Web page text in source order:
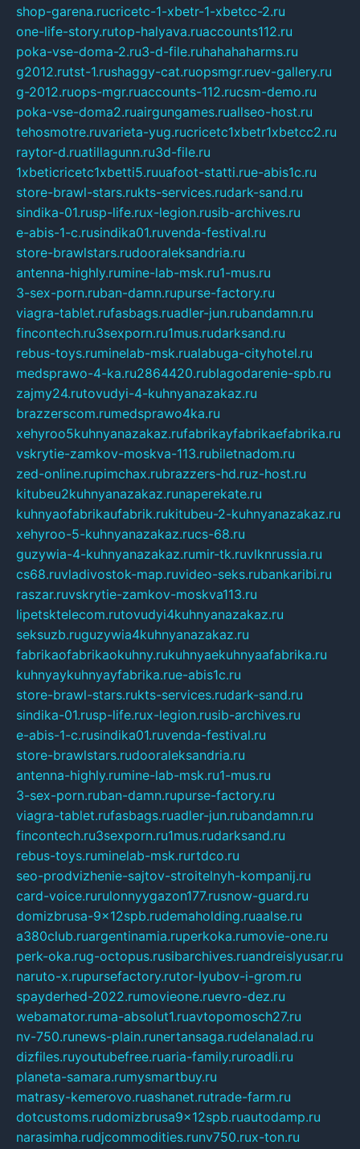
shop-garena.rucricetc-1-xbetr-1-xbetcc-2.ru
one-life-story.rutop-halyava.ruaccounts112.ru
poka-vse-doma-2.ru3-d-file.ruhahahaharms.ru
g2012.rutst-1.rushaggy-cat.ruopsmgr.ruev-gallery.ru
g-2012.ruops-mgr.ruaccounts-112.rucsm-demo.ru
poka-vse-doma2.ruairgungames.ruallseo-host.ru
tehosmotre.ruvarieta-yug.rucricetc1xbetr1xbetcc2.ru
raytor-d.ruatillagunn.ru3d-file.ru
1xbeticricetc1xbetti5.ruuafoot-statti.rue-abis1c.ru
store-brawl-stars.rukts-services.rudark-sand.ru
sindika-01.rusp-life.rux-legion.rusib-archives.ru
e-abis-1-c.rusindika01.ruvenda-festival.ru
store-brawlstars.rudooraleksandria.ru
antenna-highly.rumine-lab-msk.ru1-mus.ru
3-sex-porn.ruban-damn.rupurse-factory.ru
viagra-tablet.rufasbags.ruadler-jun.rubandamn.ru
fincontech.ru3sexporn.ru1mus.rudarksand.ru
rebus-toys.ruminelab-msk.rualabuga-cityhotel.ru
medsprawo-4-ka.ru2864420.rublagodarenie-spb.ru
zajmy24.rutovudyi-4-kuhnyanazakaz.ru
brazzerscom.rumedsprawo4ka.ru
xehyroo5kuhnyanazakaz.rufabrikayfabrikaefabrika.ru
vskrytie-zamkov-moskva-113.rubiletnadom.ru
zed-online.rupimchax.rubrazzers-hd.ruz-host.ru
kitubeu2kuhnyanazakaz.runaperekate.ru
kuhnyaofabrikaufabrik.rukitubeu-2-kuhnyanazakaz.ru
xehyroo-5-kuhnyanazakaz.rucs-68.ru
guzywia-4-kuhnyanazakaz.rumir-tk.ruvlknrussia.ru
cs68.ruvladivostok-map.ruvideo-seks.rubankaribi.ru
raszar.ruvskrytie-zamkov-moskva113.ru
lipetsktelecom.rutovudyi4kuhnyanazakaz.ru
seksuzb.ruguzywia4kuhnyanazakaz.ru
fabrikaofabrikaokuhny.rukuhnyaekuhnyaafabrika.ru
kuhnyaykuhnyayfabrika.rue-abis1c.ru
store-brawl-stars.rukts-services.rudark-sand.ru
sindika-01.rusp-life.rux-legion.rusib-archives.ru
e-abis-1-c.rusindika01.ruvenda-festival.ru
store-brawlstars.rudooraleksandria.ru
antenna-highly.rumine-lab-msk.ru1-mus.ru
3-sex-porn.ruban-damn.rupurse-factory.ru
viagra-tablet.rufasbags.ruadler-jun.rubandamn.ru
fincontech.ru3sexporn.ru1mus.rudarksand.ru
rebus-toys.ruminelab-msk.rurtdco.ru
seo-prodvizhenie-sajtov-stroitelnyh-kompanij.ru
card-voice.rurulonnyygazon177.rusnow-guard.ru
domizbrusa-9x12spb.rudemaholding.ruaalse.ru
a380club.ruargentinamia.ruperkoka.rumovie-one.ru
perk-oka.rug-octopus.rusibarchives.ruandreislyusar.ru
naruto-x.rupursefactory.rutor-lyubov-i-grom.ru
spayderhed-2022.rumovieone.ruevro-dez.ru
webamator.ruma-absolut1.ruavtopomosch27.ru
nv-750.runews-plain.runertansaga.rudelanalad.ru
dizfiles.ruyoutubefree.ruaria-family.ruroadli.ru
planeta-samara.rumysmartbuy.ru
matrasy-kemerovo.ruashanet.rutrade-farm.ru
dotcustoms.rudomizbrusa9x12spb.ruautodamp.ru
narasimha.rudjcommodities.runv750.rux-ton.ru